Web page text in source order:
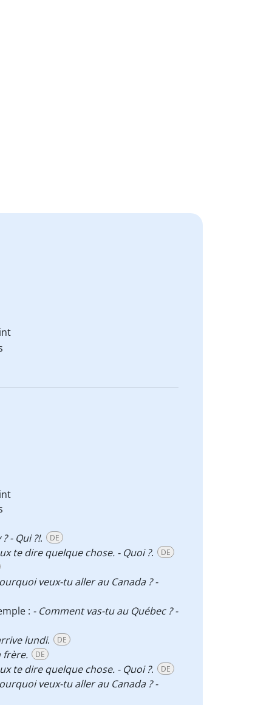
- Qui ?!. DE
te dire quelque chose. - Quoi ?. DE
veux-tu aller au Canada ? -
: - Comment vas-tu au Québec ? -
lundi. DE
frère. DE
te dire quelque chose. - Quoi ?. DE
veux-tu aller au Canada ? -